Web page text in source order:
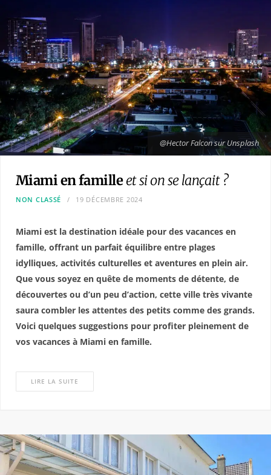
@Hector Falcon sur Unsplash
Miami en familleet si on se lançait ?
NON CLASSÉ 19 DÉCEMBRE 2024
Miami est la destination idéale pour des vacances en
famille, offrant un parfait équilibre entre plages
idylliques, activités culturelles et aventures en plein air.
Que vous soyez en quête de moments de détente, de
découvertes ou d’un peu d’action, cette ville très vivante
saura combler les attentes des petits comme des grands.
Voici quelques suggestions pour profiter pleinement de
vos vacances à Miami en famille.
LIRE LA SUITE